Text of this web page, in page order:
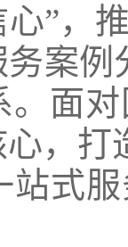
”，
案例
。面
，打
站式